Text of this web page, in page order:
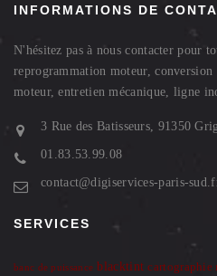
INFORMATIONS DE
N'hésitez pas à nous contacter pour
reprogrammation moteur, conversion
moteur, entretien mécanique, ligne
3 Rue des Batisseurs, 91350
01.83.53.99.08
contact@digiservices-paris-
SERVICES
banc de puissance blacktint cartographie